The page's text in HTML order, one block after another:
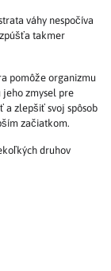
váhy nespočíva
takmer
pomôže organizmu
jeho zmysel pre
a zlepšiť svoj spôsob
začiatkom.
druhov